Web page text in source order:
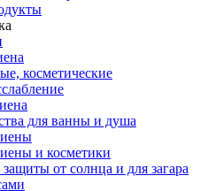
косметические
для ванны и душа
и косметики
от солнца и для загара